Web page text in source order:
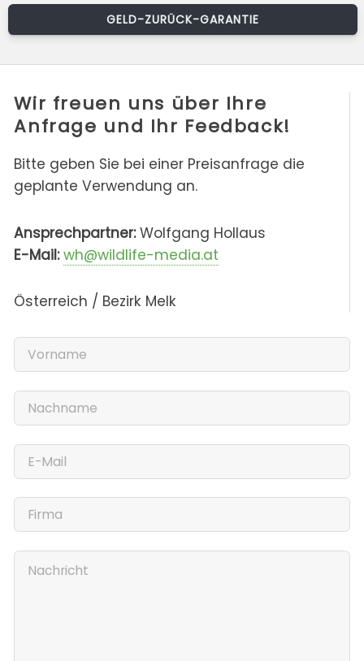
GELD-ZURÜCK-GARANTIE
Wir freuen uns über Ihre
Anfrage und Ihr Feedback!
Bitte geben Sie bei einer Preisanfrage die
geplante Verwendung an.
Ansprechpartner:Wolfgang Hollaus
E-Mail: wh@wildlife-media.at
Österreich / Bezirk Melk